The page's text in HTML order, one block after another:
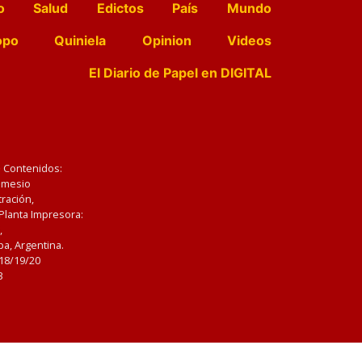
Salud Edictos País
Mundo
Quiniela Opinion
Videos
El Diario de Papel en DIGITAL
Impresora:
Argentina.
19/20